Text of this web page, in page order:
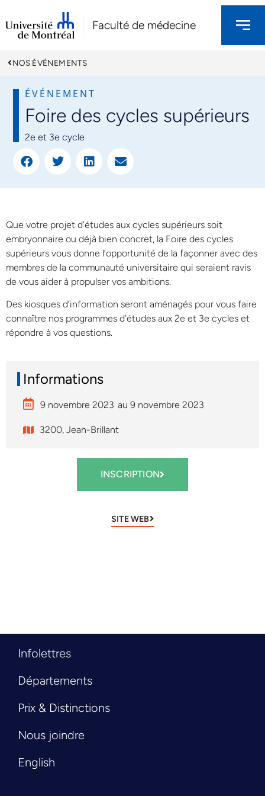
Faculté de médecine
NOS ÉVÉNEMENTS
ÉVÉNEMENT
Foire des cycles supérieurs
2e et 3e cycle
Que votre projet d’études aux cycles supérieurs soit
embryonnaire ou déjà bien concret, la Foire des cycles
supérieurs vous donne l’opportunité de la façonner avec des
membres de la communauté universitaire qui seraient ravis
de vous aider à propulser vos ambitions.
Des kiosques d’information seront aménagés pour vous faire
connaître nos programmes d’études aux 2e et 3e cycles et
répondre à vos questions.
Informations
9 novembre 2023 au 9 novembre 2023
3200, Jean-Brillant
INSCRIPTION
SITE WEB
Infolettres
Départements
Prix & Distinctions
Nous joindre
English